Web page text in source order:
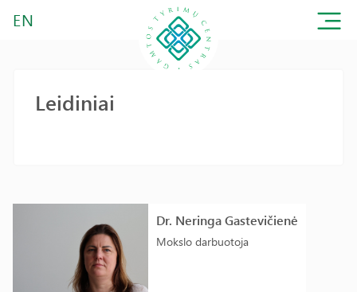
EN
Dr. Neringa Gastevičienė
Mokslo darbuotoja
Leidiniai